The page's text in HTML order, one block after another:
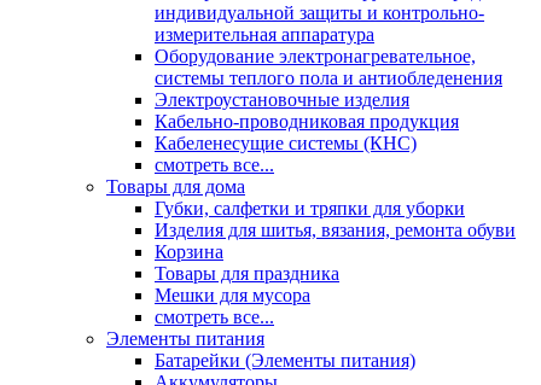
индивидуальной защиты и контрольно-
измерительная аппаратура
Оборудование электронагревательное,
системы теплого пола и антиобледенения
Электроустановочные изделия
Кабельно-проводниковая продукция
Кабеленесущие системы (КНС)
смотреть все...
Товары для дома
Губки, салфетки и тряпки для уборки
Изделия для шитья, вязания, ремонта обуви
Корзина
Товары для праздника
Мешки для мусора
смотреть все...
Элементы питания
Батарейки (Элементы питания)